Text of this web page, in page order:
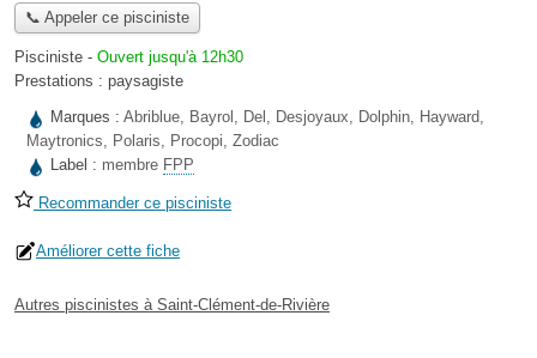
📞 Appeler ce pisciniste
Pisciniste - Ouvert jusqu'à 12h30
Prestations : paysagiste
Marques : Abriblue, Bayrol, Del, Desjoyaux, Dolphin, Hayward,
Maytronics, Polaris, Procopi, Zodiac
Label : membre FPP
Recommander ce pisciniste
Améliorer cette fiche
Autres piscinistes à Saint-Clément-de-Rivière